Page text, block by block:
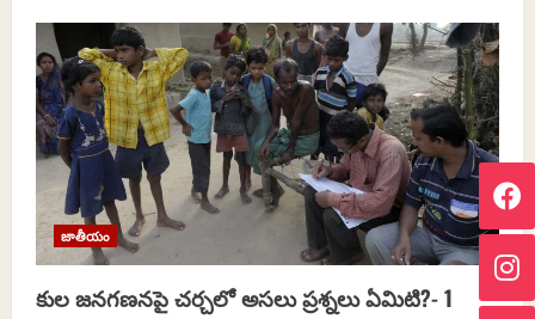
జనగణనపై
చర్చలో
అసలు
ప్రశ్నలు
ఏమిటి?
-
2
జాతీయం
కుల జనగణనపై చర్చలో అసలు ప్రశ్నలు ఏమిటి?- 1